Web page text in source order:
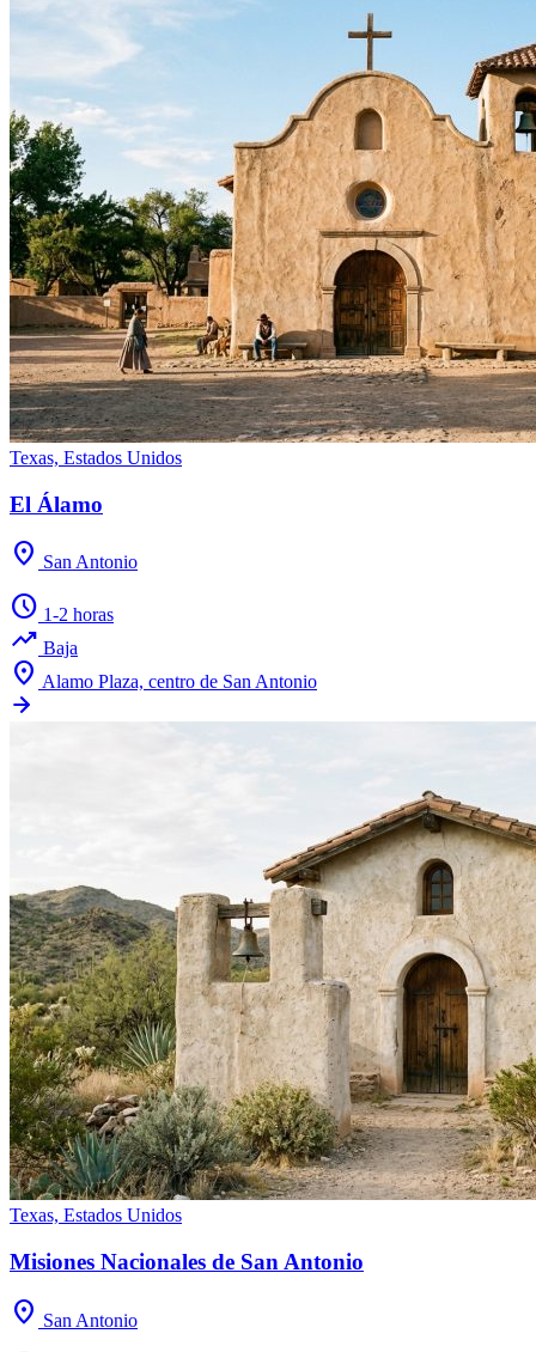
Texas, Estados Unidos
El Álamo
location_on San Antonio
schedule 1-2 horas
trending_up Baja
location_on Alamo Plaza, centro de San Antonio
Texas, Estados Unidos
Misiones Nacionales de San Antonio
location_on San Antonio